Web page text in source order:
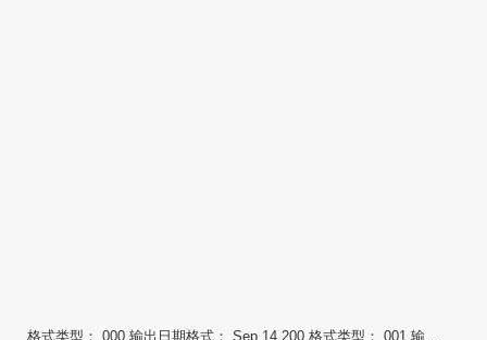
格式类型： 000 输出日期格式： Sep 14 200 格式类型： 001 输 …